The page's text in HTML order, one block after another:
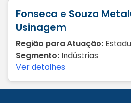
Fonseca e Souza
Usinagem
Região para Atuação:
Segmento: Indústrias
Ver detalhes